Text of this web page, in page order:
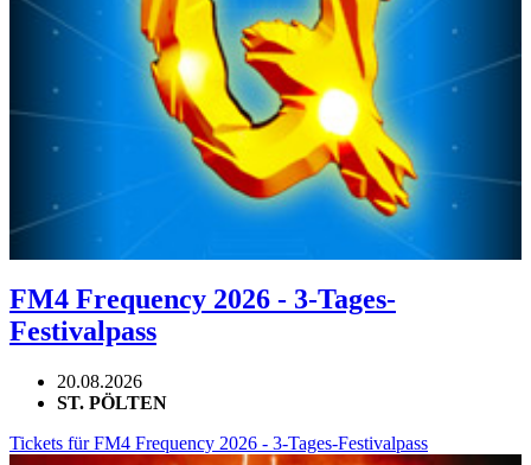
FM4 Frequency 2026 - 3-Tages-
Festivalpass
20.08.2026
ST. PÖLTEN
Tickets für FM4 Frequency 2026 - 3-Tages-Festivalpass